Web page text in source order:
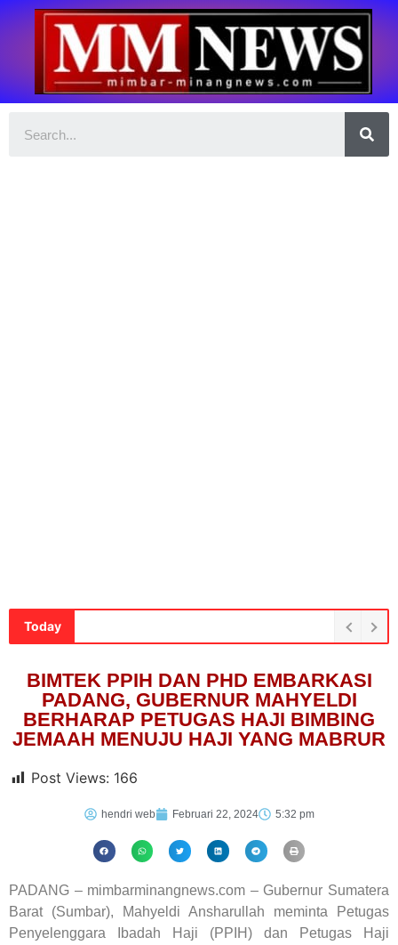
Today
BIMTEK PPIH DAN PHD EMBARKASI
PADANG, GUBERNUR MAHYELDI
BERHARAP PETUGAS HAJI BIMBING
JEMAAH MENUJU HAJI YANG MABRUR
Post Views: 166
hendri web Februari 22, 2024 5:32 pm
PADANG – mimbarminangnews.com – Gubernur Sumatera
Barat (Sumbar), Mahyeldi Ansharullah meminta Petugas
Penyelenggara Ibadah Haji (PPIH) dan Petugas Haji